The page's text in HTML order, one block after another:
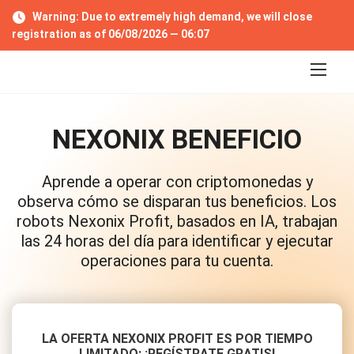
t
Warning: Due to extremely high demand, we will close
registration as of 06/08/2026 — 06:06
NEXONIX BENEFICIO
Aprende a operar con criptomonedas y
observa cómo se disparan tus beneficios. Los
robots Nexonix Profit, basados en IA, trabajan
las 24 horas del día para identificar y ejecutar
operaciones para tu cuenta.
LA OFERTA NEXONIX PROFIT ES POR TIEMPO